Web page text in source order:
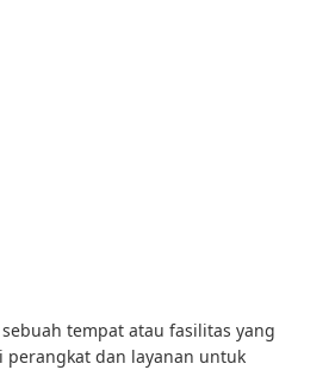
tempat atau fasilitas yang
perangkat dan layanan untuk